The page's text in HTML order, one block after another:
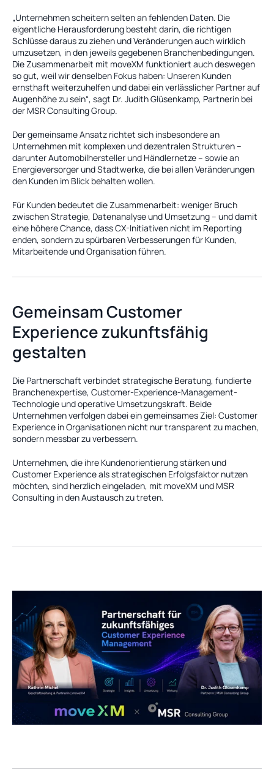
„Unternehmen scheitern selten an fehlenden Daten. Die
eigentliche Herausforderung besteht darin, die richtigen
Schlüsse daraus zu ziehen und Veränderungen auch wirklich
umzusetzen, in den jeweils gegebenen Branchenbedingungen.
Die Zusammenarbeit mit moveXM funktioniert auch deswegen
so gut, weil wir denselben Fokus haben: Unseren Kunden
ernsthaft weiterzuhelfen und dabei ein verlässlicher Partner auf
Augenhöhe zu sein“, sagt Dr. Judith Glüsenkamp, Partnerin bei
der MSR Consulting Group.
Der gemeinsame Ansatz richtet sich insbesondere an
Unternehmen mit komplexen und dezentralen Strukturen –
darunter Automobilhersteller und Händlernetze – sowie an
Energieversorger und Stadtwerke, die bei allen Veränderungen
den Kunden im Blick behalten wollen.
Für Kunden bedeutet die Zusammenarbeit: weniger Bruch
zwischen Strategie, Datenanalyse und Umsetzung – und damit
eine höhere Chance, dass CX-Initiativen nicht im Reporting
enden, sondern zu spürbaren Verbesserungen für Kunden,
Mitarbeitende und Organisation führen.
Gemeinsam Customer
Experience zukunftsfähig
gestalten
Die Partnerschaft verbindet strategische Beratung, fundierte
Branchenexpertise, Customer-Experience-Management-
Technologie und operative Umsetzungskraft. Beide
Unternehmen verfolgen dabei ein gemeinsames Ziel: Customer
Experience in Organisationen nicht nur transparent zu machen,
sondern messbar zu verbessern.
Unternehmen, die ihre Kundenorientierung stärken und
Customer Experience als strategischen Erfolgsfaktor nutzen
möchten, sind herzlich eingeladen, mit moveXM und MSR
Consulting in den Austausch zu treten.